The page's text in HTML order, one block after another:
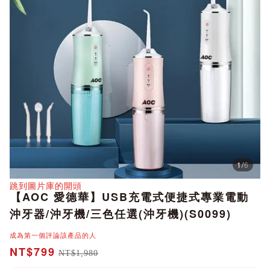
1/6
跳到圖片庫的開頭
分享
【AOC 愛德華】USB充電式便捷式專業電動
沖牙器/沖牙機/三色任選(沖牙機)(S0099)
成為第一個評論該產品的人
NT$799 NT$1,980